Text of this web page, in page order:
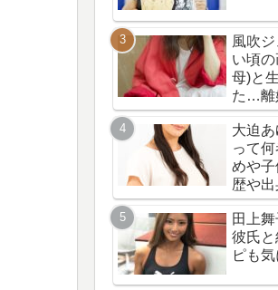
風吹
い頃
母)と
た…離
夫と
大迫
って
めや
歴や出
田上
彼氏
ピも